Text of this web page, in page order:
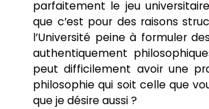
parfaitement le jeu
que c’est pour des raisons
l’Université peine à formuler
authentiquement
peut difficilement avoir une
philosophie qui soit celle que
que je désire aussi ?